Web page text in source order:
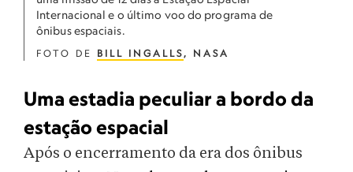
Internacional e o último voo do programa de
ônibus espaciais.
FOTO DE BILL INGALLS, NASA
Uma estadia peculiar a bordo da
estação espacial
Após o encerramento da era dos ônibus